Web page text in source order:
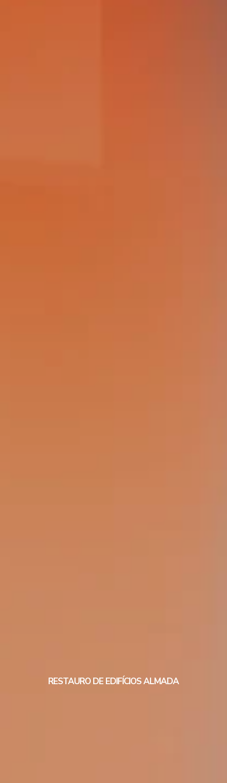
RESTAURO DE EDIFÍCIOS ALMADA